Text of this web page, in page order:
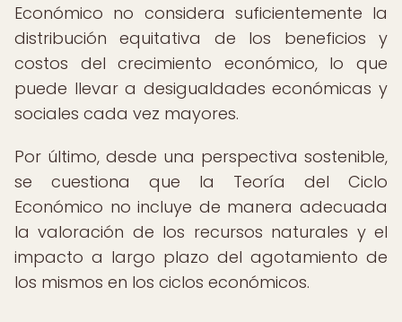
Económico no considera suficientemente la
distribución equitativa de los beneficios y
costos del crecimiento económico, lo que
puede llevar a desigualdades económicas y
sociales cada vez mayores.
Por último, desde una perspectiva sostenible,
se cuestiona que la Teoría del Ciclo
Económico no incluye de manera adecuada
la valoración de los recursos naturales y el
impacto a largo plazo del agotamiento de
los mismos en los ciclos económicos.